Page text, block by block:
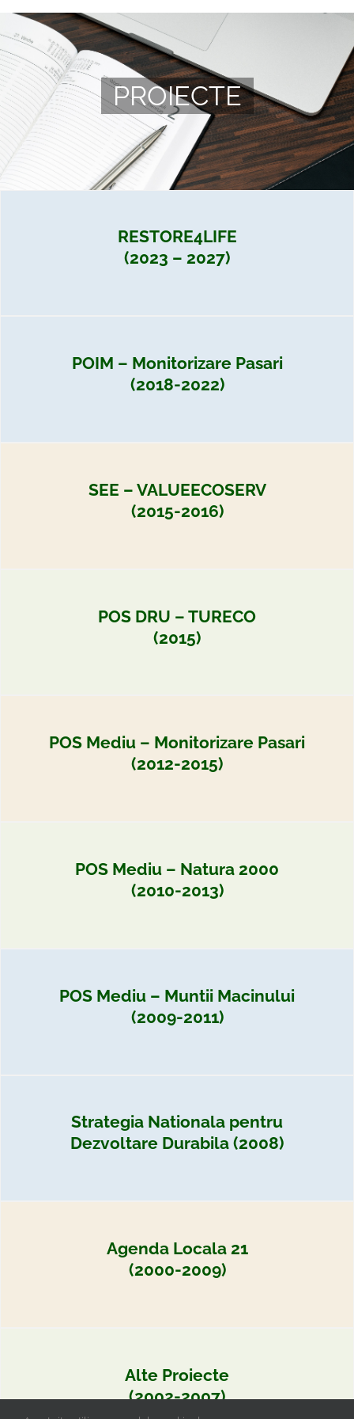
PROIECTE
RESTORE4LIFE
(2023 – 2027)
POIM – Monitorizare Pasari
(2018-2022)
SEE – VALUEECOSERV
(2015-2016)
POS DRU – TURECO
(2015)
POS Mediu – Monitorizare Pasari
(2012-2015)
POS Mediu – Natura 2000
(2010-2013)
POS Mediu – Muntii Macinului
(2009-2011)
Strategia Nationala pentru
Dezvoltare Durabila (2008)
Agenda Locala 21
(2000-2009)
Alte Proiecte
(2002-2007)